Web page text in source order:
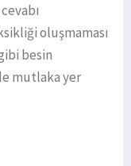
oluşmaması
besin
mutlaka yer